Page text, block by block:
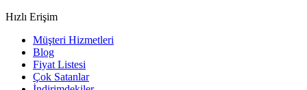
Hızlı Erişim
Müşteri Hizmetleri
Blog
Fiyat Listesi
Çok Satanlar